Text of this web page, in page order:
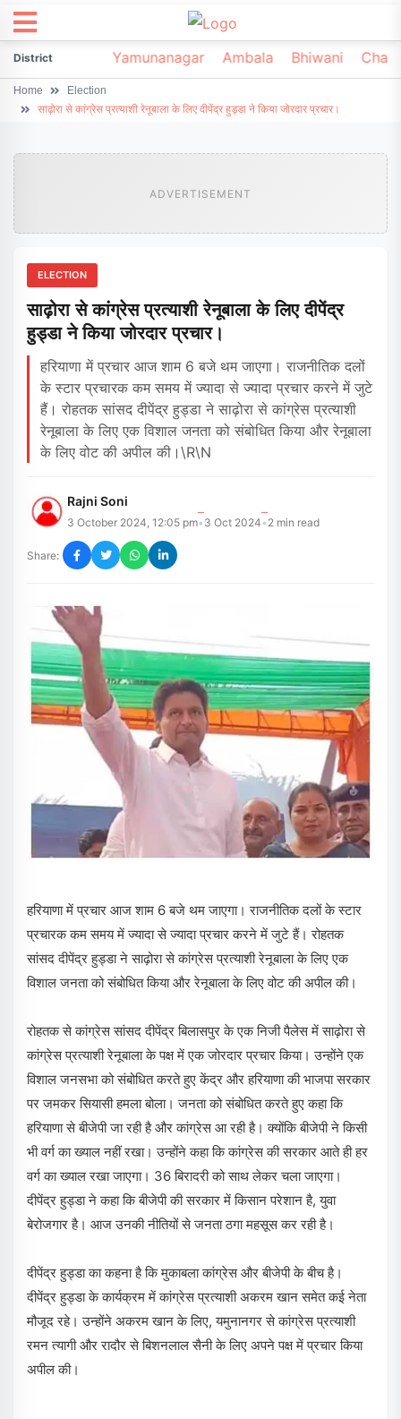
DistrictSonipat Yamunanagar Ambala Bhiwani
Home
Election
साढ़ोरा से कांग्रेस प्रत्याशी रेनूबाला के लिए दीपेंद्र हुड्डा ने किया जोरदार प्रचार।
ADVERTISEMENT
ELECTION
साढ़ोरा से कांग्रेस प्रत्याशी रेनूबाला के लिए दीपेंद्र
हुड्डा ने किया जोरदार प्रचार।
हरियाणा में प्रचार आज शाम 6 बजे थम जाएगा। राजनीतिक दलों
के स्टार प्रचारक कम समय में ज्यादा से ज्यादा प्रचार करने में जुटे
हैं। रोहतक सांसद दीपेंद्र हुड्डा ने साढ़ोरा से कांग्रेस प्रत्याशी
रेनूबाला के लिए एक विशाल जनता को संबोधित किया और रेनूबाला
के लिए वोट की अपील की।\r\n
Rajni Soni
3 October 2024, 12:05 pm• 3 Oct 2024• 2 min read
Share:
हरियाणा में प्रचार आज शाम 6 बजे थम जाएगा। राजनीतिक दलों के स्टार
प्रचारक कम समय में ज्यादा से ज्यादा प्रचार करने में जुटे हैं। रोहतक
सांसद दीपेंद्र हुड्डा ने साढ़ोरा से कांग्रेस प्रत्याशी रेनूबाला के लिए एक
विशाल जनता को संबोधित किया और रेनूबाला के लिए वोट की अपील की।
रोहतक से कांग्रेस सांसद दीपेंद्र बिलासपुर के एक निजी पैलेस में साढ़ोरा से
कांग्रेस प्रत्याशी रेनूबाला के पक्ष में एक जोरदार प्रचार किया। उन्होंने एक
विशाल जनसभा को संबोधित करते हुए केंद्र और हरियाणा की भाजपा सरकार
पर जमकर सियासी हमला बोला। जनता को संबोधित करते हुए कहा कि
हरियाणा से बीजेपी जा रही है और कांग्रेस आ रही है। क्योंकि बीजेपी ने किसी
भी वर्ग का ख्याल नहीं रखा। उन्होंने कहा कि कांग्रेस की सरकार आते ही हर
वर्ग का ख्याल रखा जाएगा। 36 बिरादरी को साथ लेकर चला जाएगा।
दीपेंद्र हुड्डा ने कहा कि बीजेपी की सरकार में किसान परेशान है, युवा
बेरोजगार है। आज उनकी नीतियों से जनता ठगा महसूस कर रही है।
दीपेंद्र हुड्डा का कहना है कि मुकाबला कांग्रेस और बीजेपी के बीच है।
दीपेंद्र हुड्डा के कार्यक्रम में कांग्रेस प्रत्याशी अकरम खान समेत कई नेता
मौजूद रहे। उन्होंने अकरम खान के लिए, यमुनानगर से कांग्रेस प्रत्याशी
रमन त्यागी और रादौर से बिशनलाल सैनी के लिए अपने पक्ष में प्रचार किया
अपील की।